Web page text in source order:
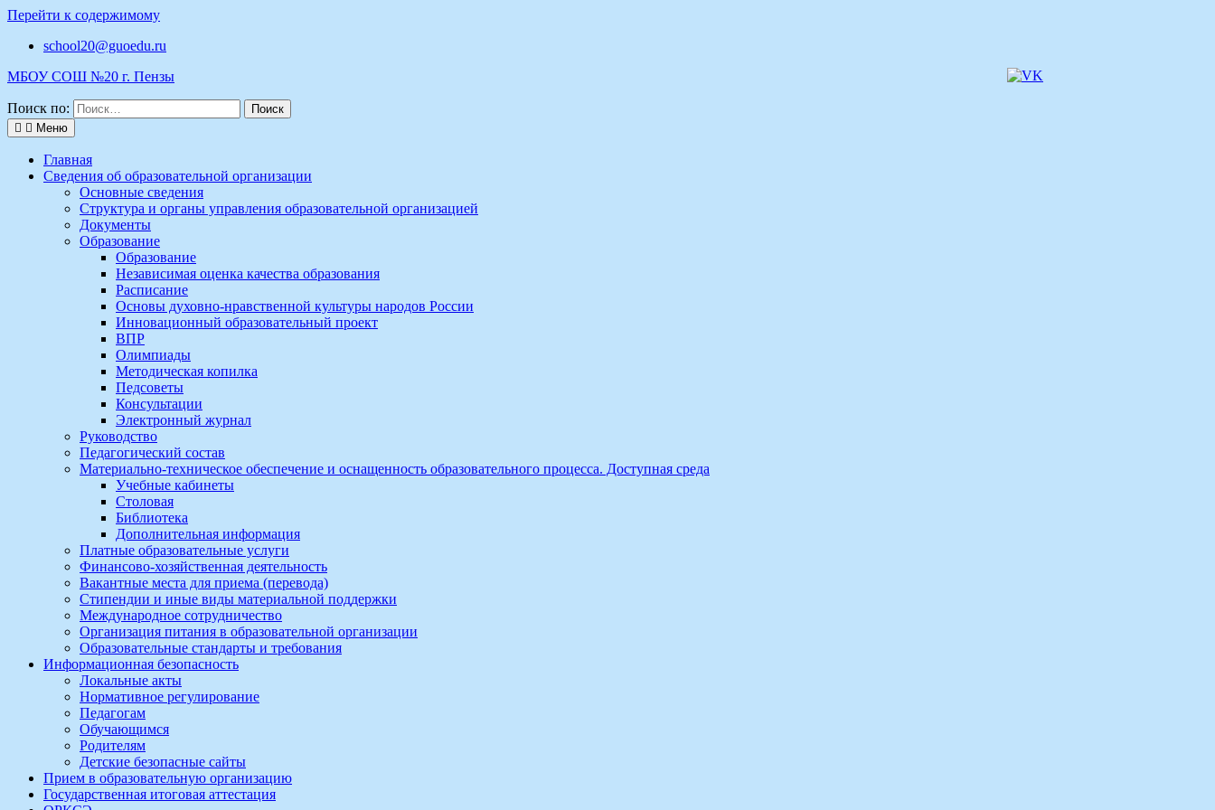
Перейти к содержимому
school20@guoedu.ru
МБОУ СОШ №20 г. Пензы
Поиск по:
Меню
Главная
Сведения об образовательной организации
Основные сведения
Структура и органы управления образовательной организацией
Документы
Образование
Образование
Независимая оценка качества образования
Расписание
Основы духовно-нравственной культуры народов России
Инновационный образовательный проект
ВПР
Олимпиады
Методическая копилка
Педсоветы
Консультации
Электронный журнал
Руководство
Педагогический состав
Материально-техническое обеспечение и оснащенность образовательного процесса. Доступная среда
Учебные кабинеты
Столовая
Библиотека
Дополнительная информация
Платные образовательные услуги
Финансово-хозяйственная деятельность
Вакантные места для приема (перевода)
Стипендии и иные виды материальной поддержки
Международное сотрудничество
Организация питания в образовательной организации
Образовательные стандарты и требования
Информационная безопасность
Локальные акты
Нормативное регулирование
Педагогам
Обучающимся
Родителям
Детские безопасные сайты
Прием в образовательную организацию
Государственная итоговая аттестация